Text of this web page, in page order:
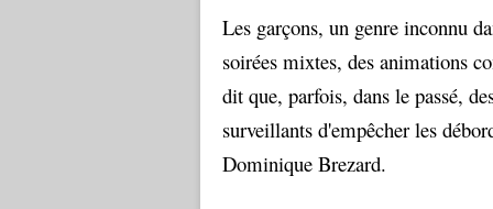
Les garçons, un genre inconnu
soirées mixtes, des animations
dit que, parfois, dans le passé,
surveillants d'empêcher les
Dominique Brezard.